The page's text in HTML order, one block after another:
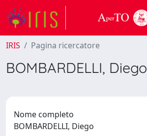
IRIS Pagina ricercatore
BOMBARDELLI, Diego
Nome completo
BOMBARDELLI, Diego